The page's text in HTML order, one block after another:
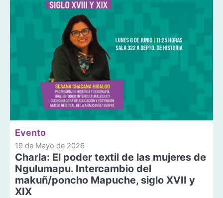
Evento
19 de Mayo de 2026
Charla: El poder textil de las mujeres de
Ngulumapu. Intercambio del
makuñ/poncho Mapuche, siglo XVII y
XIX